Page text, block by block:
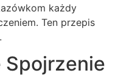
każdy
Ten przepis
Spojrzenie